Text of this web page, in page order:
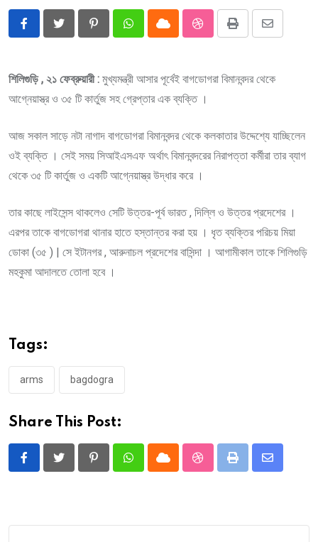
PinterestWhatsappCloud StumbleUpon
Print
Share
শিলিগুড়ি , ২১ ফেব্রুয়ারী : মুখ্যমন্ত্রী আসার পূর্বেই বাগডোগরা বিমানবন্দর থেকে
আগ্নেয়াস্ত্র ও ৩৫ টি কার্তুজ সহ গ্রেপ্তার এক ব্যক্তি ।
আজ সকাল সাড়ে নটা নাগাদ বাগডোগরা বিমানবন্দর থেকে কলকাতার উদ্দেশ্যে যাচ্ছিলেন
ওই ব্যক্তি । সেই সময় সিআইএসএফ অর্থাৎ বিমানবন্দরের নিরাপত্তা কর্মীরা তার ব্যাগ
থেকে ৩৫ টি কার্তুজ ও একটি আগ্নেয়াস্ত্র উদ্ধার করে ।
তার কাছে লাইসেন্স থাকলেও সেটি উত্তর-পূর্ব ভারত , দিল্লি ও উত্তর প্রদেশের ।
এরপর তাকে বাগডোগরা থানার হাতে হস্তান্তর করা হয় । ধৃত ব্যক্তির পরিচয় মিয়া
ডোকা (৩৫ ) | সে ইটানগর , আরুনাচল প্রদেশের বাসিন্দা । আগামীকাল তাকে শিলিগুড়ি
মহকুমা আদালতে তোলা হবে ।
Tags:
arms bagdogra
Share This Post:
PinterestWhatsappCloud StumbleUpon
Print
Share